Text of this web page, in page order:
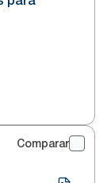
Comparar